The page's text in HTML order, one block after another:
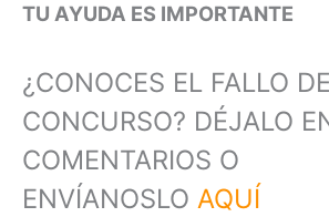
TU AYUDA ES IMPORTANTE
¿CONOCES EL FALLO
CONCURSO? DÉJALO
COMENTARIOS O
ENVÍANOSLO AQUÍ